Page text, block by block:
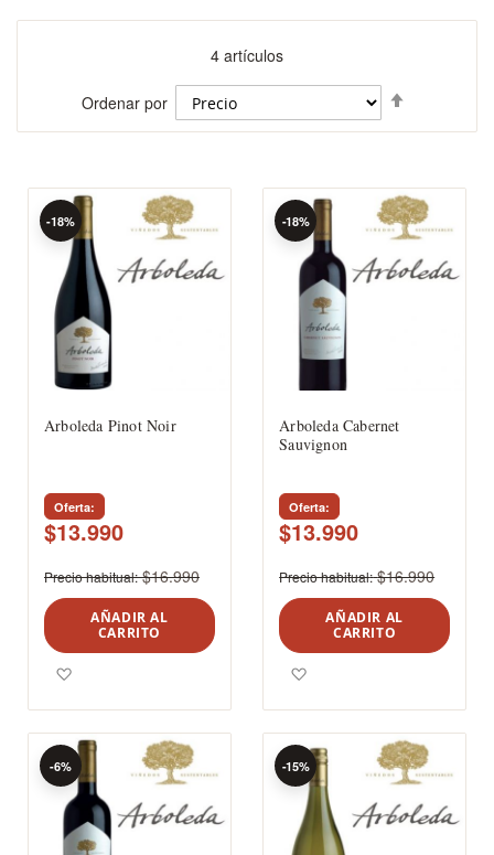
4 artículos
Ordenar por
Arboleda Pinot Noir
Oferta
$13.990
-18%
Precio habitual $16.990
AÑADIR AL
CARRITO
Arboleda Cabernet
Sauvignon
Oferta
$13.990
-18%
Precio habitual $16.990
AÑADIR AL
CARRITO
-6% -15%